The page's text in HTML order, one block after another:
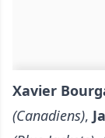
Xavier
(Canadiens),